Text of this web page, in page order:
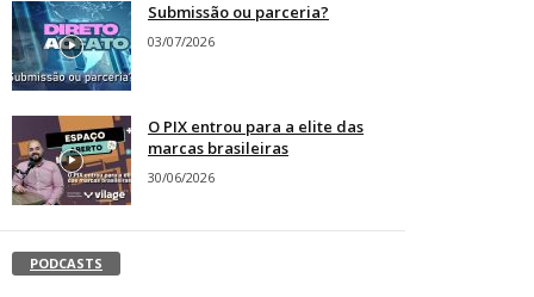
Submissão ou parceria?
03/07/2026
O PIX entrou para a elite das
marcas brasileiras
30/06/2026
PODCASTS